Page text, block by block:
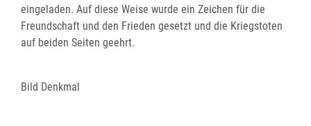
eingeladen. Auf diese Weise wurde ein Zeichen für die
Freundschaft und den Frieden gesetzt und die Kriegstoten
auf beiden Seiten geehrt.
Bild Denkmal